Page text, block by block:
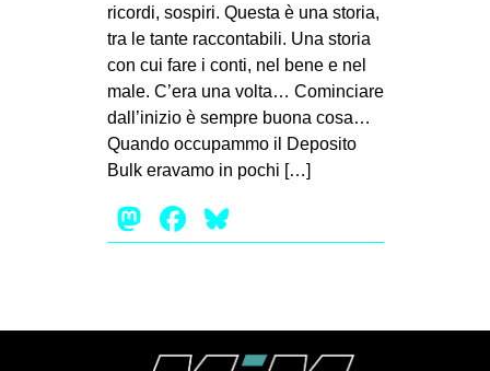
SPORT POPOLARE
MOVIMENTI
AMBIENTE
ANTIFASCISMO
DIRITTO ALL’ABITARE
ricordi, sospiri. Questa è una storia,
tra le tante raccontabili. Una storia
con cui fare i conti, nel bene e nel
male. C’era una volta… Cominciare
dall’inizio è sempre buona cosa…
Quando occupammo il Deposito
Bulk eravamo in pochi […]
Mastodon
Facebook